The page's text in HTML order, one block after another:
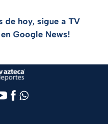
de hoy, sigue a TV
Google News!